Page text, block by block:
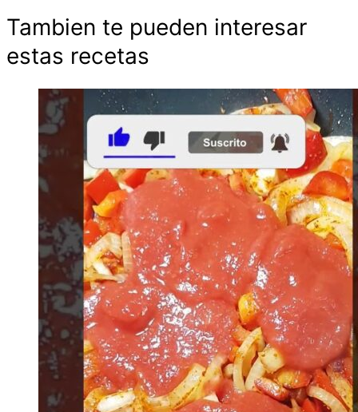
Tambien te pueden interesar
estas recetas